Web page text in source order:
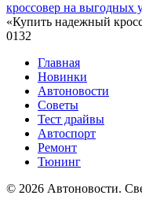
кроссовер на выгодных
«Купить надежный
0132
Главная
Новинки
Автоновости
Советы
Тест драйвы
Автоспорт
Ремонт
Тюнинг
© 2026 Автоновости.